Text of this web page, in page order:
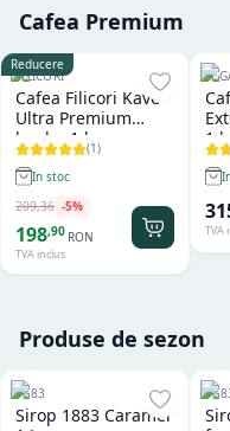
Cafea Premium
Reducere
FILICORI
Cafea Filicori Kave
Ultra Premium
boabe 1 kg
(1)
In stoc
209,36 -5%
198,90 RON
TVA inclus
1 kg
TVA
Produse de sezon
1883
Sirop 1883 Caramel